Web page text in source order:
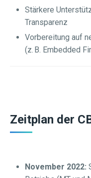
Stärkere
Transparenz
Vorbereitung auf
(z. B. Embedded
Zeitplan der
November 2022: